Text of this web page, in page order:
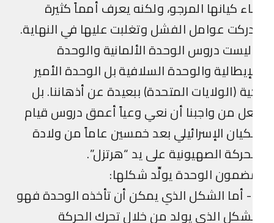
كيانها المرجو، ولكنه يعرف أمماً كثيرة
عوامل الفشل وتغلبت عليها في النهاية.
دروس الوحدة الألمانية والوحدة
والوحدة السلافية بل الوحدة الأمير
(الولايات المتحدة) ببعيدة عن أذهاننا. بل
من واجبنا أن نعي وعياً أعمق دروس قيام
الإسرائيلي بعد خمسين عاماً من ولادة
الصهيونية على يد “هرتزل”.
الوحدة يولِّد شكلها:
9- أما الشكل الذي يمكن أن تأخذه الوحدة فهو
الذي يولد من خلال تحرك الحركة